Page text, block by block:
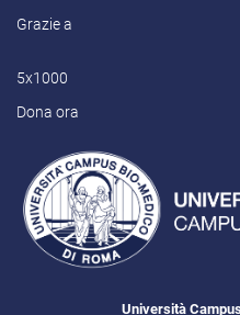
Grazie a
5x1000
Dona ora
Università